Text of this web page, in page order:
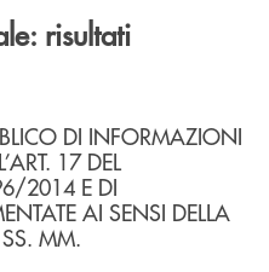
risultati
DI INFORMAZIONI
17 DEL
2014 E DI
AI SENSI DELLA
MM.